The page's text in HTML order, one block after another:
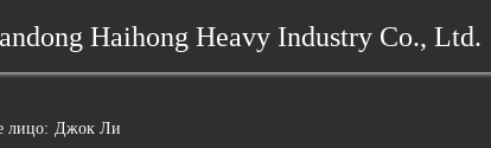
Haihong Heavy Industry Co., Ltd.
лицо: Джок Ли